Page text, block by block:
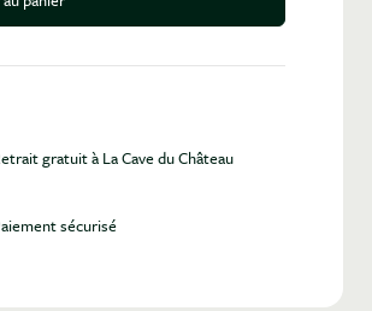
gratuit à La Cave du Château
sécurisé